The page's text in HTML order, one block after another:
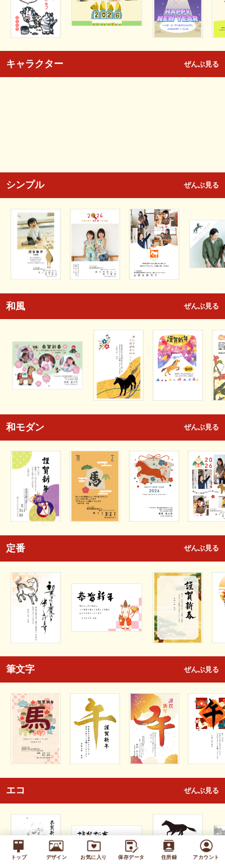
トップ デザイン お気に入り 保存データ 住所録 アカウント
キャラクター ぜんぶ見る
シンプル ぜんぶ見る
和風 ぜんぶ見る
和モダン ぜんぶ見る
定番 ぜんぶ見る
筆文字 ぜんぶ見る
エコ ぜんぶ見る